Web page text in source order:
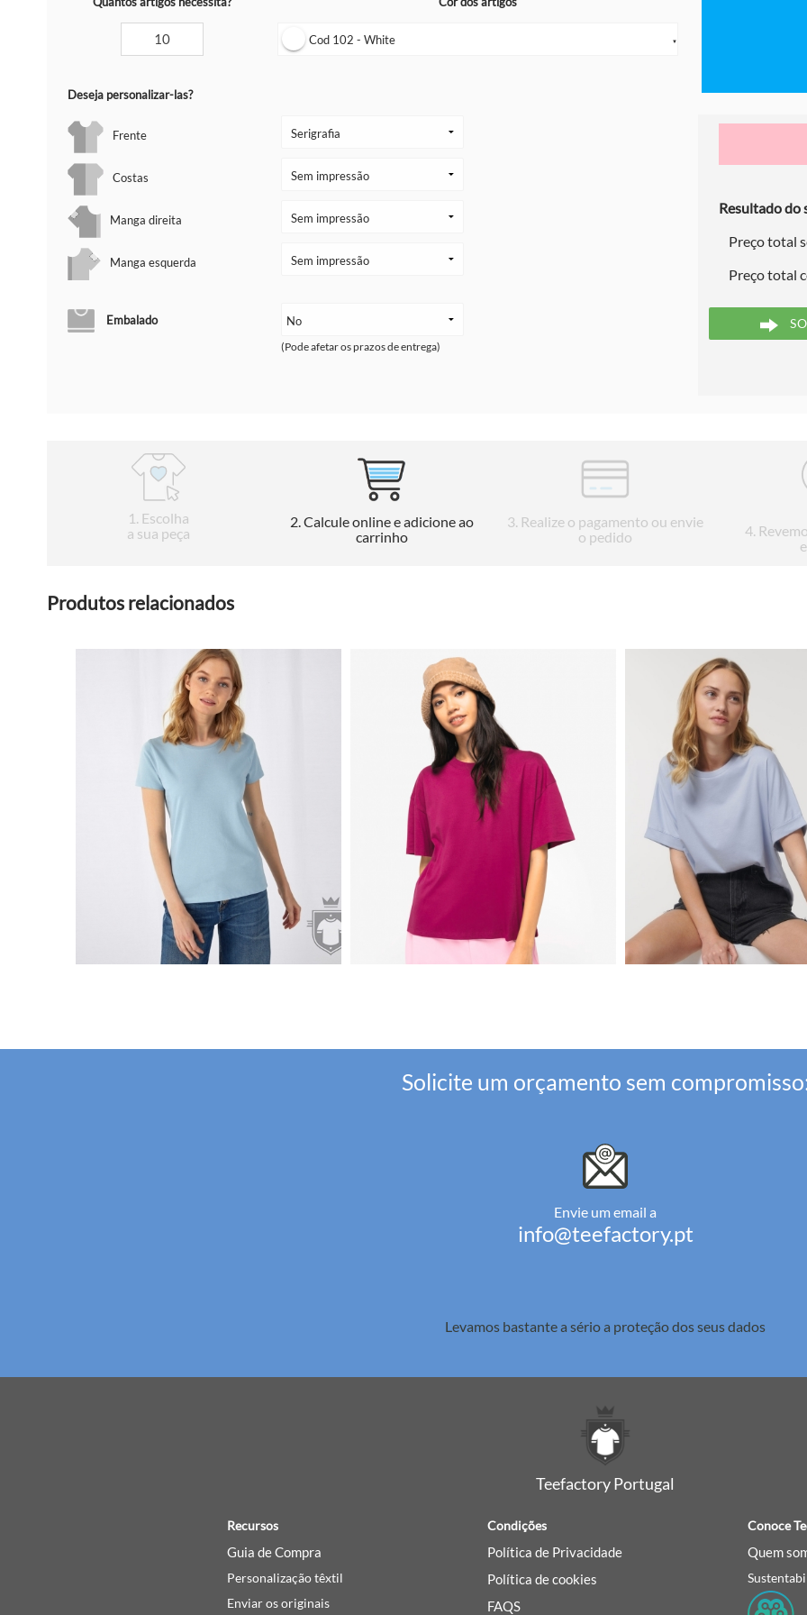
Cod 102 - White ▼
Deseja personalizar-las?
Frente
Costas
Manga direita
Manga esquerda
Embalado
(Pode afetar os prazos de entrega)
Resultado do
Preço total
Preço total
1 . Escolha
a sua peça
2 . Calcule online e adicione ao
carrinho
3 . Realize o pagamento ou envie
o pedido
4.
Produtos relacionados
Solicite um orçamento sem
Envie um email a
info@teefactory.pt
Levamos bastante a sério a proteção dos seus dados
Teefactory Portugal
Recursos
Guia de Compra
Personalização têxtil
Enviar os originais
Condições
Política de Privacidade
Política de cookies
FAQS
Conoce
Quem